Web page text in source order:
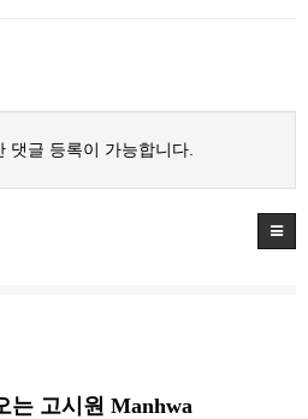
댓글 등록이 가능합니다.
는 고시원 Manhwa